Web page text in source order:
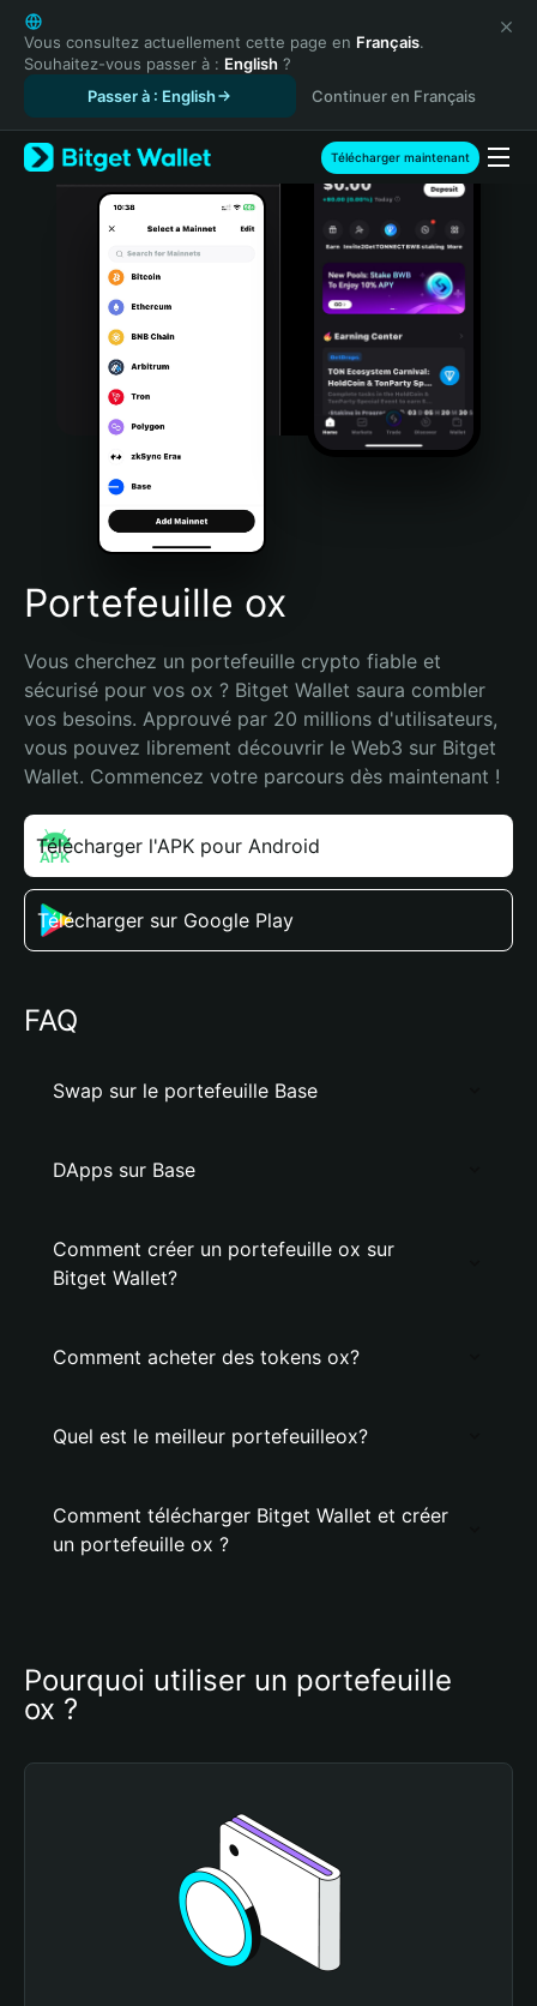
English
日本語
Tiếng Việt
Español (Latinoamérica)
Türkçe
Italiano
Português (Portugal)
Bahasa Indonesia
Português (Brasil)
Español (Argentina)
Vous consultez actuellement cette page en Français.
Souhaitez-vous passer à : English ?
Passer à : English
Continuer en Français
Télécharger maintenant
Portefeuille ox
Vous cherchez un portefeuille crypto fiable et
sécurisé pour vos ox ? Bitget Wallet saura combler
vos besoins. Approuvé par 20 millions d'utilisateurs,
vous pouvez librement découvrir le Web3 sur Bitget
Wallet. Commencez votre parcours dès maintenant !
Télécharger l'APK pour Android
Télécharger sur Google Play
FAQ
Swap sur le portefeuille Base
DApps sur Base
Comment créer un portefeuille ox sur
Bitget Wallet?
Comment acheter des tokens ox?
Quel est le meilleur portefeuilleox?
Comment télécharger Bitget Wallet et créer
un portefeuille ox ?
Pourquoi utiliser un portefeuille
ox ?